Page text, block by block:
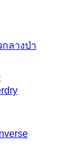
กลางป่า
Current
price
is: